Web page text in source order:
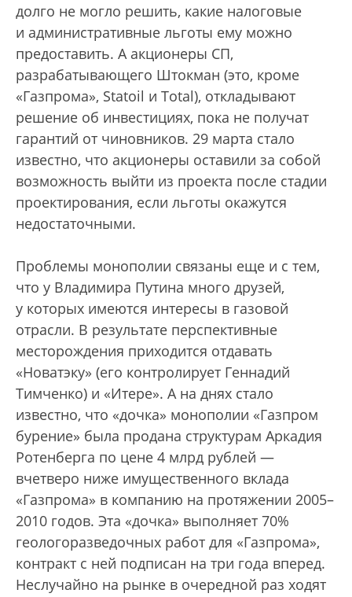
долго не могло решить, какие налоговые
и административные льготы ему можно
предоставить. А акционеры СП,
разрабатывающего Штокман (это, кроме
«Газпрома», Statoil и Total), откладывают
решение об инвестициях, пока не получат
гарантий от чиновников. 29 марта стало
известно, что акционеры оставили за собой
возможность выйти из проекта после стадии
проектирования, если льготы окажутся
недостаточными.
Проблемы монополии связаны еще и с тем,
что у Владимира Путина много друзей,
у которых имеются интересы в газовой
отрасли. В результате перспективные
месторождения приходится отдавать
«Новатэку» (его контролирует Геннадий
Тимченко) и «Итере». А на днях стало
известно, что «дочка» монополии «Газпром
бурение» была продана структурам Аркадия
Ротенберга по цене 4 млрд рублей —
вчетверо ниже имущественного вклада
«Газпрома» в компанию на протяжении 2005–
2010 годов. Эта «дочка» выполняет 70%
геологоразведочных работ для «Газпрома»,
контракт с ней подписан на три года вперед.
Неслучайно на рынке в очередной раз ходят